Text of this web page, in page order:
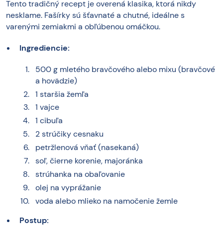
Tento tradičný recept je overená klasika, ktorá nikdy
nesklame. Fašírky sú šťavnaté a chutné, ideálne s
varenými zemiakmi a obľúbenou omáčkou.
Ingrediencie:
500 g mletého bravčového alebo mixu (bravčové
a hovädzie)
1 staršia žemľa
1 vajce
1 cibuľa
2 strúčiky cesnaku
petržlenová vňať (nasekaná)
soľ, čierne korenie, majoránka
strúhanka na obaľovanie
olej na vyprážanie
voda alebo mlieko na namočenie žemle
Postup: